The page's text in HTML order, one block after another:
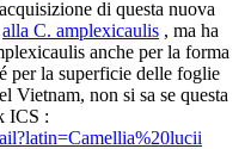
di questa nuova
alla C. amplexicaulis , ma ha
anche per la forma
per la superficie delle foglie
Vietnam, non si sa se questa
ICS :